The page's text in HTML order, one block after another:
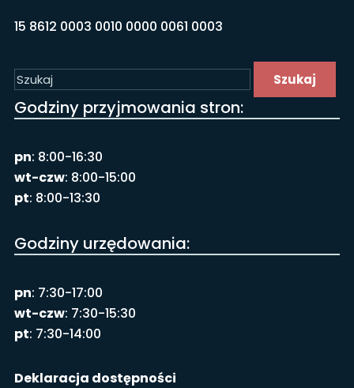
15 8612 0003 0010 0000 0061 0003
Szukaj
Godziny przyjmowania stron:
pn: 8:00-16:30
wt-czw: 8:00-15:00
pt: 8:00-13:30
Godziny urzędowania:
pn: 7:30-17:00
wt-czw: 7:30-15:30
pt: 7:30-14:00
Deklaracja dostępności